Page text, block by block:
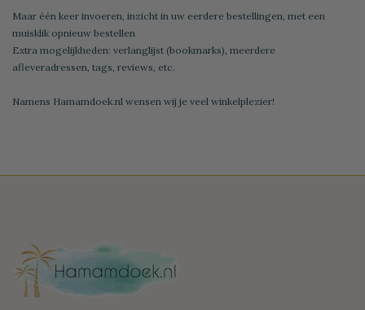
Maar één keer invoeren, inzicht in uw eerdere bestellingen, met een
muisklik opnieuw bestellen
Extra mogelijkheden: verlanglijst (bookmarks), meerdere
afleveradressen, tags, reviews, etc.
Namens Hamamdoek.nl wensen wij je veel winkelplezier!